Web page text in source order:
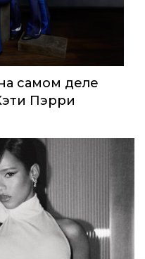
самом деле
Пэрри